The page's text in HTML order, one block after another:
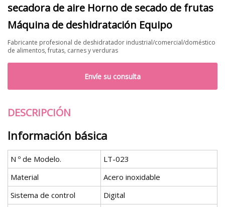
secadora de aire Horno de secado de frutas
Máquina de deshidratación Equipo
Fabricante profesional de deshidratador industrial/comercial/doméstico
de alimentos, frutas, carnes y verduras
Envíe su consulta
DESCRIPCIÓN
Información básica
N º de Modelo.
LT-023
Material
Acero inoxidable
Sistema de control
Digital